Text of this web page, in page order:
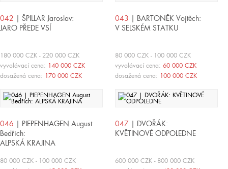
042 | ŠPILLAR Jaroslav:
JARO PŘEDE VSÍ
180 000 CZK - 220 000 CZK
vyvolávací cena: 140 000 CZK
dosažená cena: 170 000 CZK
043 | BARTONĚK Vojtěch:
V SELSKÉM STATKU
80 000 CZK - 100 000 CZK
vyvolávací cena: 60 000 CZK
dosažená cena: 100 000 CZK
046 | PIEPENHAGEN August
Bedřich:
ALPSKÁ KRAJINA
80 000 CZK - 100 000 CZK
047 | DVOŘÁK:
KVĚTINOVÉ ODPOLEDNE
600 000 CZK - 800 000 CZK